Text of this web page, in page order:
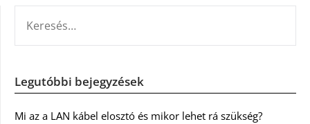
Legutóbbi bejegyzések
Mi az a LAN kábel elosztó és mikor lehet rá szükség?